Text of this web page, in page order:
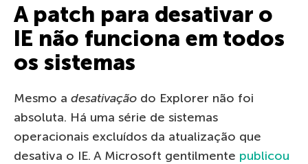
A patch para desativar o
IE não funciona em todos
os sistemas
Mesmo a desativação do Explorer não foi
absoluta. Há uma série de sistemas
operacionais excluídos da atualização que
desativa o IE. A Microsoft gentilmente publicou